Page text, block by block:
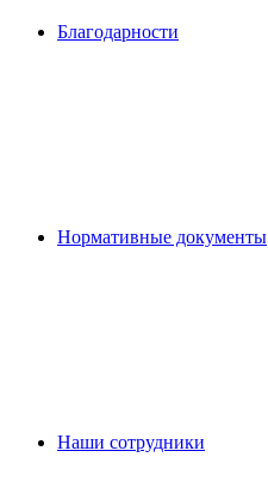
Благодарности
Нормативные документы
Наши сотрудники